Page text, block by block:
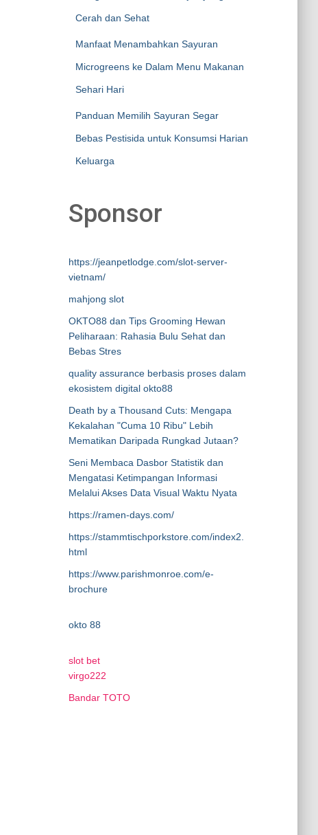
Cerah dan Sehat
Manfaat Menambahkan Sayuran
Microgreens ke Dalam Menu Makanan
Sehari Hari
Panduan Memilih Sayuran Segar
Bebas Pestisida untuk Konsumsi Harian
Keluarga
Sponsor
https://jeanpetlodge.com/slot-server-
vietnam/
mahjong slot
OKTO88 dan Tips Grooming Hewan
Peliharaan: Rahasia Bulu Sehat dan
Bebas Stres
quality assurance berbasis proses dalam
ekosistem digital okto88
Death by a Thousand Cuts: Mengapa
Kekalahan "Cuma 10 Ribu" Lebih
Mematikan Daripada Rungkad Jutaan?
Seni Membaca Dasbor Statistik dan
Mengatasi Ketimpangan Informasi
Melalui Akses Data Visual Waktu Nyata
https://ramen-days.com/
https://stammtischporkstore.com/index2.
html
https://www.parishmonroe.com/e-
brochure
okto 88
slot bet
virgo222
Bandar TOTO